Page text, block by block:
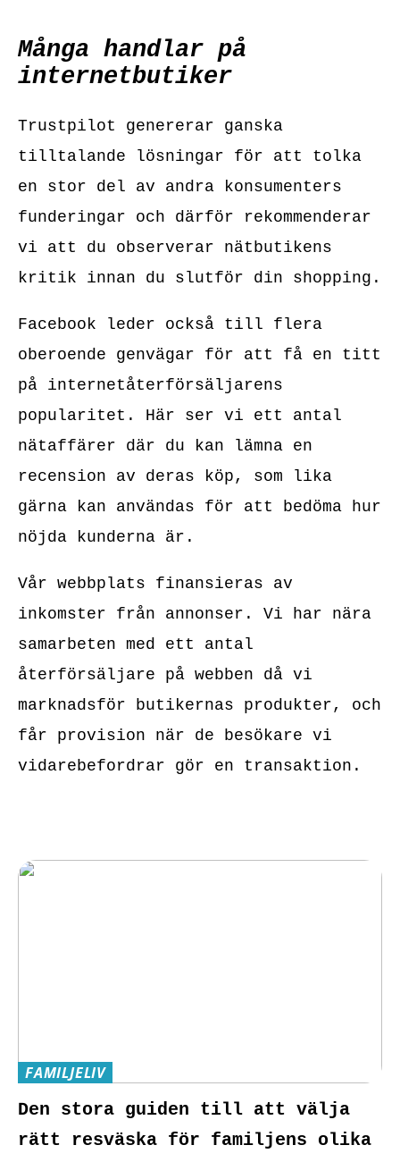
Många handlar på
internetbutiker
Trustpilot genererar ganska
tilltalande lösningar för att tolka
en stor del av andra konsumenters
funderingar och därför rekommenderar
vi att du observerar nätbutikens
kritik innan du slutför din shopping.
Facebook leder också till flera
oberoende genvägar för att få en titt
på internetåterförsäljarens
popularitet. Här ser vi ett antal
nätaffärer där du kan lämna en
recension av deras köp, som lika
gärna kan användas för att bedöma hur
nöjda kunderna är.
Vår webbplats finansieras av
inkomster från annonser. Vi har nära
samarbeten med ett antal
återförsäljare på webben då vi
marknadsför butikernas produkter, och
får provision när de besökare vi
vidarebefordrar gör en transaktion.
FAMILJELIV
Den stora guiden till att välja
rätt resväska för familjens olika